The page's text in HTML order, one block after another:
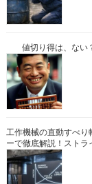
値切り得は、ない
工作機械の直動すべり
ーで徹底解説！スト